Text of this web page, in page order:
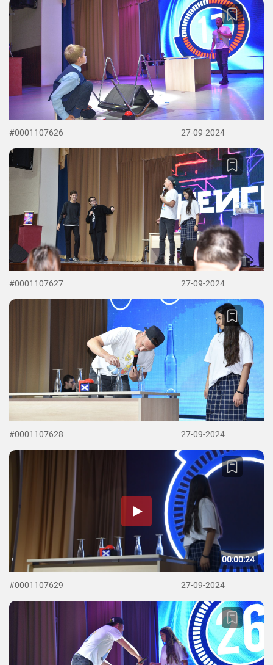
#0001107626 27-09-2024
#0001107627 27-09-2024
#0001107628 27-09-2024
00:00:24
#0001107629 27-09-2024